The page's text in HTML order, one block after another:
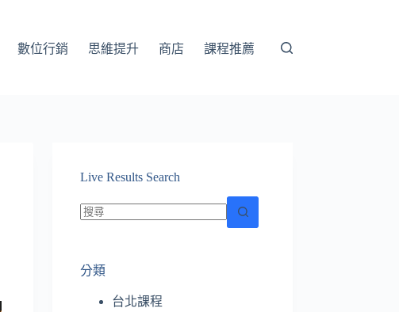
數位行銷 思維提升 商店 課程推薦
Live Results Search
到
分類
台北課程